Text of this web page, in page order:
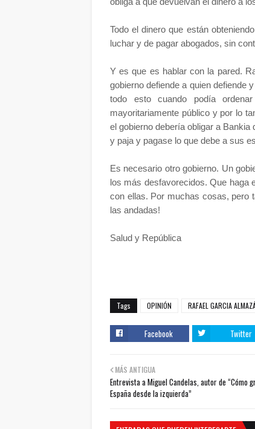
Todo el dinero que están
luchar y de pagar abogados, sin
Y es que es hablar con la pared.
gobierno defiende a quien defiende
todo esto cuando podía
mayoritariamente público y por lo
el gobierno debería obligar a
y paja y pagase lo que debe a sus
Es necesario otro gobierno. Un
los más desfavorecidos. Que haga
con ellas. Por muchas cosas, pero
las andadas!
Salud y República
Tags OPINIÓN RAFAEL GARCIA
Facebook Twitter
MÁS ANTIGUA
Entrevista a Miguel Candelas, autor de “Cómo
España desde la izquierda”